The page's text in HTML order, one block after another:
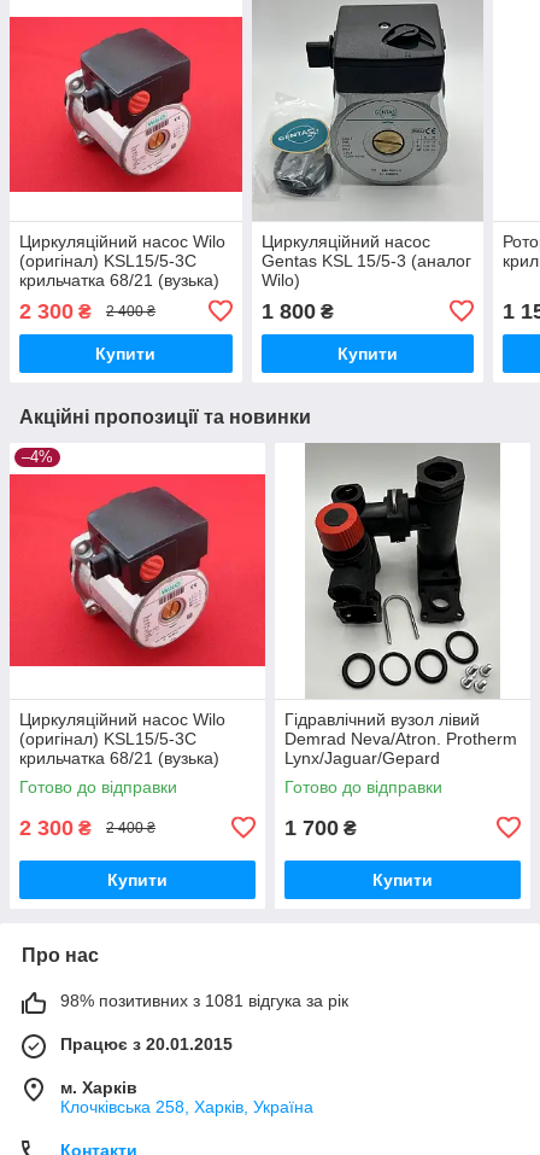
Циркуляційний насос Wilo
(оригінал) KSL15/5-3C
крильчатка 68/21 (вузька)
2 300 ₴ 2 400 ₴
Купити
Циркуляційний насос
Gentas KSL 15/5-3 (аналог
Wilo)
1 800₴
Купити
1
Акційні пропозиції та новинки
–4%
Циркуляційний насос Wilo
(оригінал) KSL15/5-3C
крильчатка 68/21 (вузька)
Готово до відправки
2 300 ₴ 2 400 ₴
Купити
Гідравлічний вузол лівий
Demrad Neva/Atron. Protherm
Lynx/Jaguar/Gepard
0020118698/D003202242
Готово до відправки
1 700 ₴
Купити
Про нас
98% позитивних з 1081 відгука за рік
Працює з 20.01.2015
м. Харків
Клочкiвська 258, Харків, Україна
Контакти